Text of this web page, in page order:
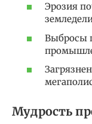
Эрозия
Выбросы
Мудрость